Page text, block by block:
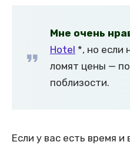
Мне очень
Hotel *, но если
ломят цены —
поблизости.
Если у вас есть время